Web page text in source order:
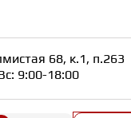
68, к.1, п.263
9:00-18:00